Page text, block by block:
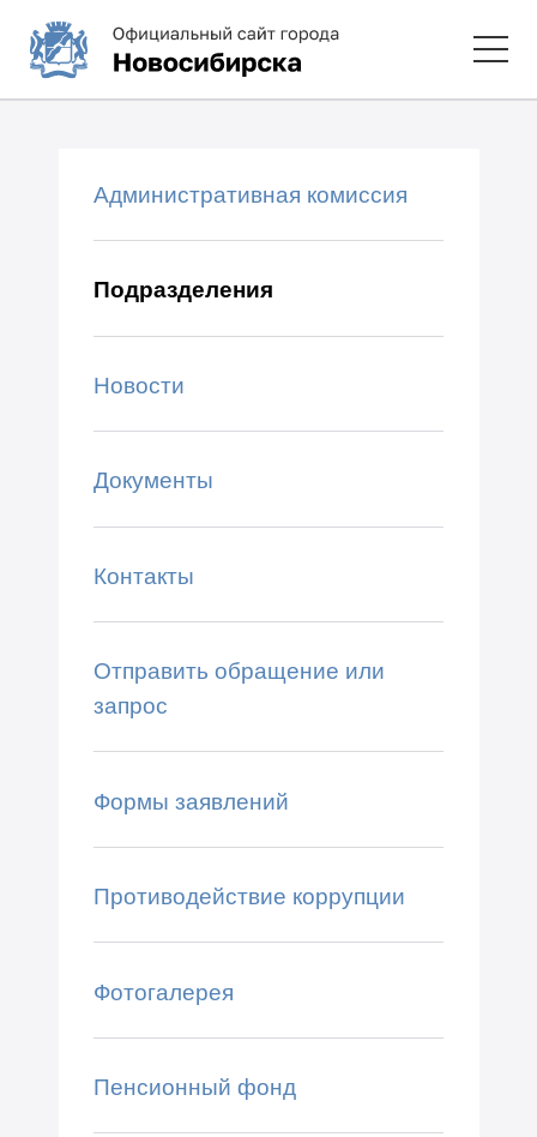
Административная комиссия
Подразделения
Новости
Документы
Контакты
Отправить обращение или
запрос
Формы заявлений
Противодействие коррупции
Фотогалерея
Пенсионный фонд